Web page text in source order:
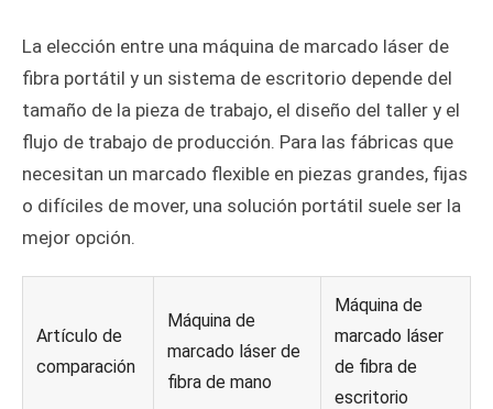
La elección entre una máquina de marcado láser de
fibra portátil y un sistema de escritorio depende del
tamaño de la pieza de trabajo, el diseño del taller y el
flujo de trabajo de producción. Para las fábricas que
necesitan un marcado flexible en piezas grandes, fijas
o difíciles de mover, una solución portátil suele ser la
mejor opción.
Artículo de
comparación
Máquina de
marcado láser de
fibra de mano
Máquina de
marcado láser
de fibra de
escritorio